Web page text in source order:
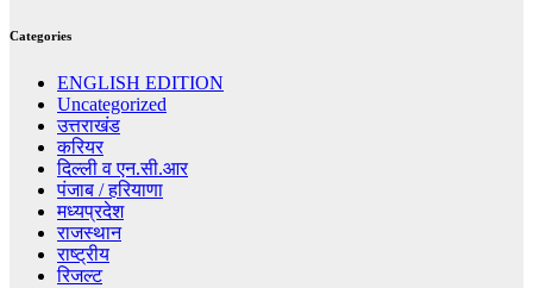
Categories
ENGLISH EDITION
Uncategorized
उत्तराखंड
करियर
दिल्ली व एन.सी.आर
पंजाब / हरियाणा
मध्यप्रदेश
राजस्थान
राष्ट्रीय
रिजल्ट